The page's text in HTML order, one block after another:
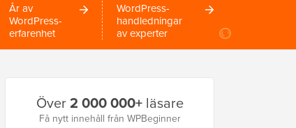
År av
WordPress-
erfarenhet
WordPress-
handledningar
av experter
Primär
sidofält
Över2 000 000+läsare
Få nytt innehåll från WPBeginner